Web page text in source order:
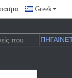
Greek
ΚΑΙ ΤΗΝ